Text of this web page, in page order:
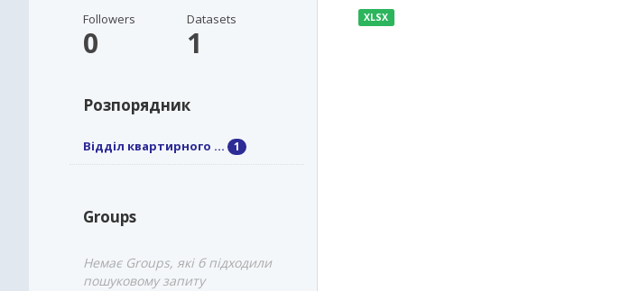
Followers
0
Datasets
1
Розпорядник
Відділ квартирного ... 1
Groups
Немає Groups, які б підходили
пошуковому запиту
XLSX